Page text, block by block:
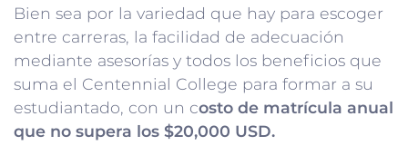
Bien sea por la variedad que hay para escoger
entre carreras, la facilidad de adecuación
mediante asesorías y todos los beneficios que
suma el Centennial College para formar a su
estudiantado, con un costo de matrícula anual
que no supera los $20,000 USD.